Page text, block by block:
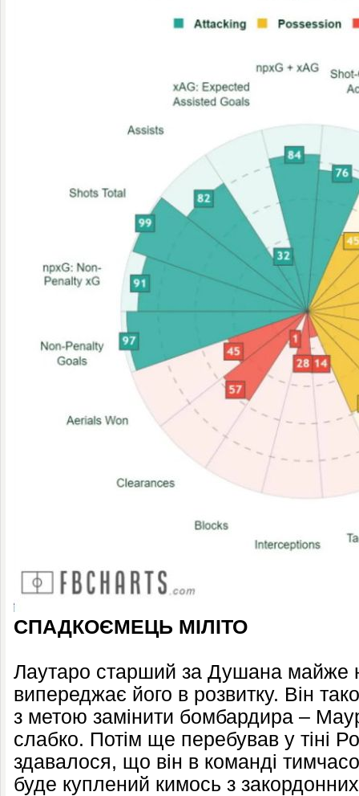
СПАДКОЄМЕЦЬ МІЛІТО
Лаутаро старший за Душана майже
випереджає його в розвитку. Він
з метою замінити бомбардира –
слабко. Потім ще перебував у тіні
здавалося, що він в команді
буде куплений кимось з